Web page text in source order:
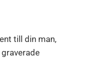
till din man,